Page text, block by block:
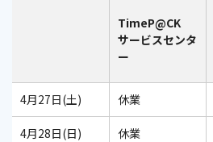
TimeP@CK
サービスセンタ
ー
4月27日(土) 休業
4月28日(日) 休業